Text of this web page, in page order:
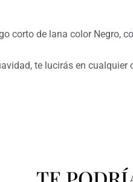
corto de lana color Negro,
te lucirás en cualquier